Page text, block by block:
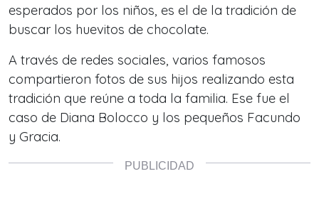
esperados por los niños, es el de la tradición de
buscar los huevitos de chocolate.
A través de redes sociales, varios famosos
compartieron fotos de sus hijos realizando esta
tradición que reúne a toda la familia. Ese fue el
caso de Diana Bolocco y los pequeños Facundo
y Gracia.